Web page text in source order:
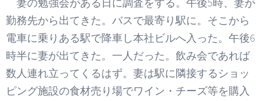
妻の勉強会がある日に調査をする。午後5時、妻が
勤務先から出てきた。バスで最寄り駅に。そこから
電車に乗りある駅で降車し本社ビルへ入った。午後6
時半に妻が出てきた。一人だった。飲み会であれば
数人連れ立ってくるはず。妻は駅に隣接するショッ
ピング施設の食材売り場でワイン・チーズ等を購入